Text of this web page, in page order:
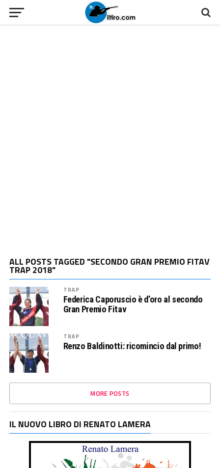
ALL POSTS TAGGED "SECONDO GRAN PREMIO FITAV
TRAP 2018"
TRAP
Federica Caporuscio è d’oro al secondo
Gran Premio Fitav
TRAP
Renzo Baldinotti: ricomincio dal primo!
MORE POSTS
IL NUOVO LIBRO DI RENATO LAMERA